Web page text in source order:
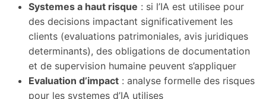
Systemes a haut risque : si l’IA est utilisee pour
des decisions impactant significativement les
clients (evaluations patrimoniales, avis juridiques
determinants), des obligations de documentation
et de supervision humaine peuvent s’appliquer
Evaluation d’impact : analyse formelle des risques
pour les systemes d’IA utilises